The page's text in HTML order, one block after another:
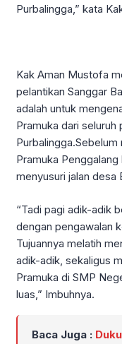
Purbalingga,” kata
Kak Aman Mustofa
pelantikan Sanggar
adalah untuk
Pramuka dari seluruh
Pramuka
menyusuri jalan desa
“Tadi pagi adik-adik
dengan pengawalan
Tujuannya melatih
adik-adik, sekaligus
Pramuka di SMP
luas,” Imbuhnya.
Baca Juga :